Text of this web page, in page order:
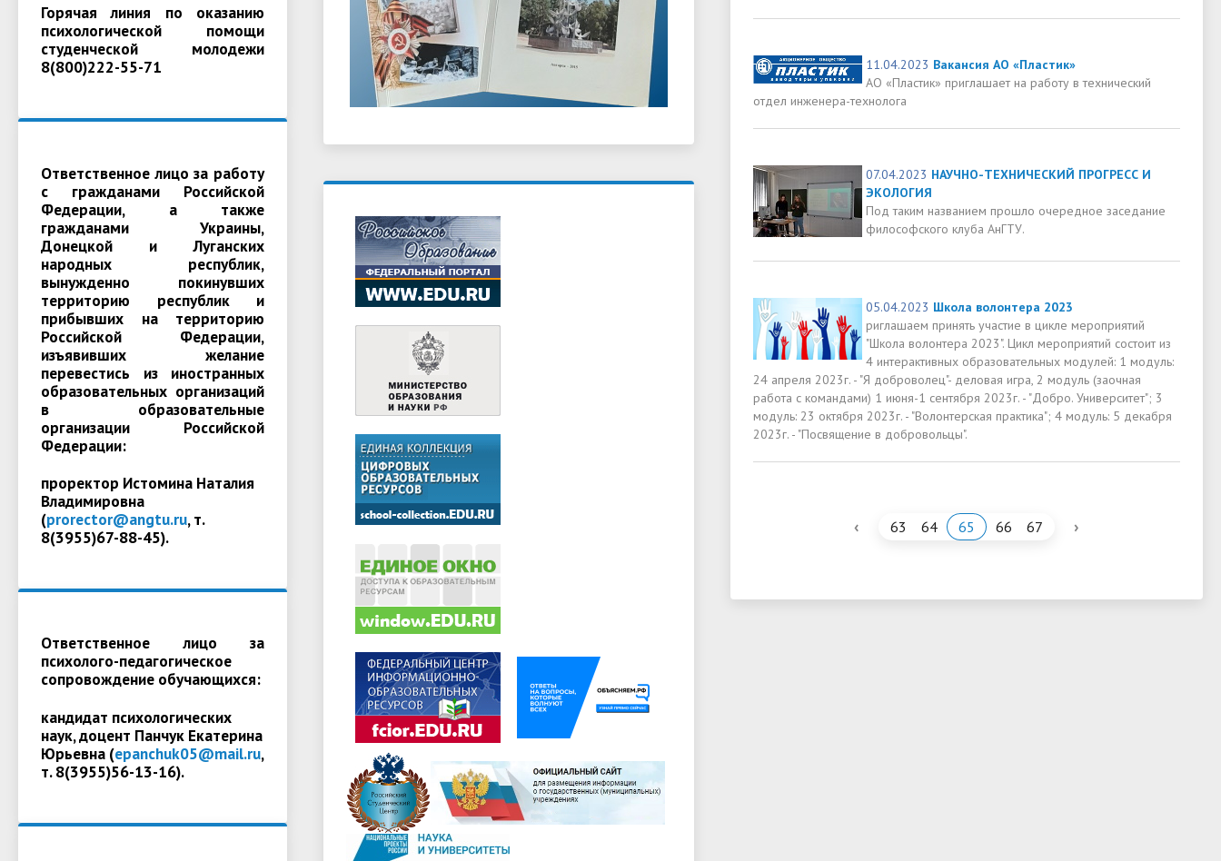
Горячая линия по оказанию
психологической помощи
студенческой молодежи
8(800)222-55-71
Ответственное лицо за работу
с гражданами Российской
Федерации, а также
гражданами Украины,
Донецкой и Луганских
народных республик,
вынужденно покинувших
территорию республик и
прибывших на территорию
Российской Федерации,
изъявивших желание
перевестись из иностранных
образовательных организаций
в образовательные
организации Российской
Федерации:
проректор Истомина Наталия
Владимировна
(prorector@angtu.ru, т.
8(3955)67-88-45).
Ответственное лицо за
психолого-педагогическое
сопровождение обучающихся:
кандидат психологических
наук, доцент Панчук Екатерина
Юрьевна (epanchuk05@mail.ru,
т. 8(3955)56-13-16).
11.04.2023 Вакансия АО «Пластик»
АО «Пластик» приглашает на работу в технический
отдел инженера-технолога
07.04.2023 НАУЧНО-ТЕХНИЧЕСКИЙ ПРОГРЕСС И
ЭКОЛОГИЯ
Под таким названием прошло очередное заседание
философского клуба АнГТУ.
05.04.2023 Школа волонтера 2023
риглашаем принять участие в цикле мероприятий
"Школа волонтера 2023". Цикл мероприятий состоит из
4 интерактивных образовательных модулей: 1 модуль:
24 апреля 2023г. - "Я доброволец"- деловая игра, 2 модуль (заочная
работа с командами) 1 июня-1 сентября 2023г. - "Добро. Университет"; 3
модуль: 23 октября 2023г. - "Волонтерская практика"; 4 модуль: 5 декабря
2023г. - "Посвящение в добровольцы".
‹ 63 64 65 66 67 ›